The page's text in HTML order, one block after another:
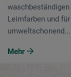
Leimfarben und
umweltschonend...
Mehr